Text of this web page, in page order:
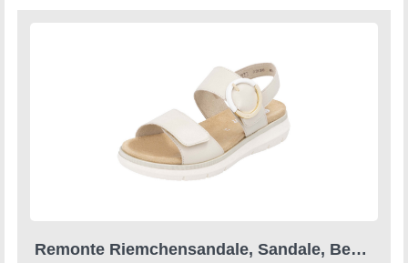
Remonte Riemchensandale, Sandale, Bequemschuh, Sommerschuh mit praktischen Klettverschlüssen